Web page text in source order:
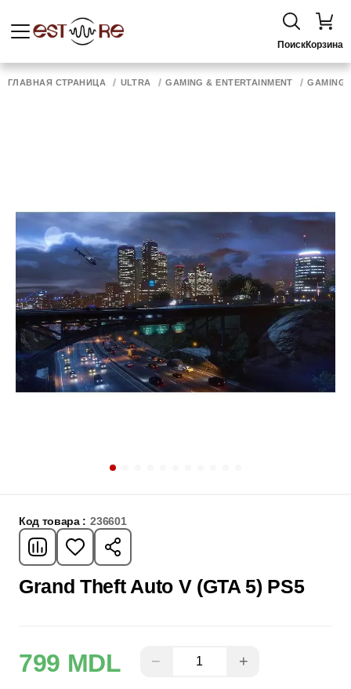
ПоискКорзина
ГЛАВНАЯ СТРАНИЦА ULTRA GAMING & ENTERTAINMENT GAMING
Код товара : 236601
Grand Theft Auto V (GTA 5) PS5
799 MDL − +